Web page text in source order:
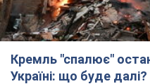
Кремль "спалює"
Україні: що буде